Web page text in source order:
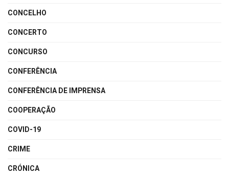
CONCELHO
CONCERTO
CONCURSO
CONFERÊNCIA
CONFERÊNCIA DE IMPRENSA
COOPERAÇÃO
COVID-19
CRIME
CRÓNICA